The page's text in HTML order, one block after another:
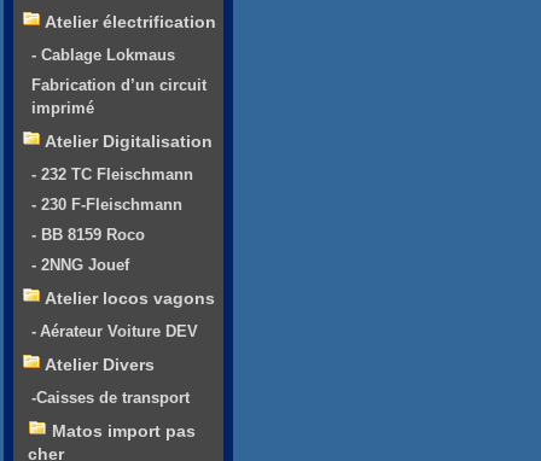
Atelier électrification
- Cablage Lokmaus
Fabrication d’un circuit
imprimé
Atelier Digitalisation
- 232 TC Fleischmann
- 230 F-Fleischmann
- BB 8159 Roco
- 2NNG Jouef
Atelier locos vagons
- Aérateur Voiture DEV
Atelier Divers
-Caisses de transport
Matos import pas
cher